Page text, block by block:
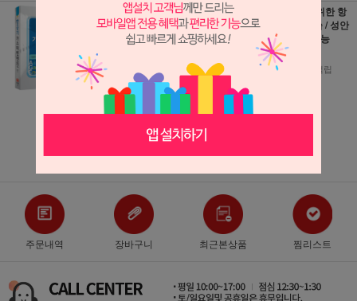
항공기 가스터빈엔
진 (개정증보1판1
2쇄) / 성안당 / 분
철가능
28,800원
1,600원 적립
항공인을 위한 항
공전자실습 / 성안
당 / 분철가능
19,800원
1,100원 적립
더보기 ▼
주문내역 장바구니 최근본상품 찜리스트